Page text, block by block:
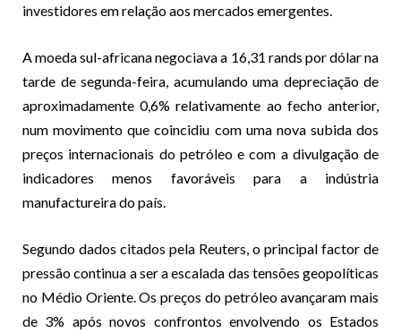
investidores em relação aos mercados emergentes.
A moeda sul-africana negociava a 16,31 rands por dólar na
tarde de segunda-feira, acumulando uma depreciação de
aproximadamente 0,6% relativamente ao fecho anterior,
num movimento que coincidiu com uma nova subida dos
preços internacionais do petróleo e com a divulgação de
indicadores menos favoráveis para a indústria
manufactureira do país.
Segundo dados citados pela Reuters, o principal factor de
pressão continua a ser a escalada das tensões geopolíticas
no Médio Oriente. Os preços do petróleo avançaram mais
de 3% após novos confrontos envolvendo os Estados